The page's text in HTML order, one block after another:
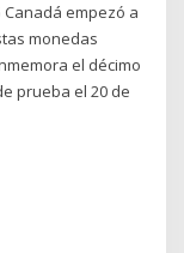
Canadá empezó a
monedas
el décimo
prueba el 20 de